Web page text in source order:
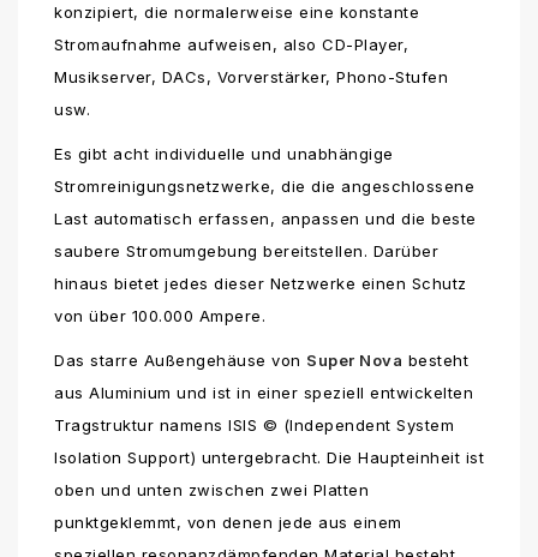
konzipiert, die normalerweise eine konstante
Stromaufnahme aufweisen, also CD-Player,
Musikserver, DACs, Vorverstärker, Phono-Stufen
usw.
Es gibt acht individuelle und unabhängige
Stromreinigungsnetzwerke, die die angeschlossene
Last automatisch erfassen, anpassen und die beste
saubere Stromumgebung bereitstellen. Darüber
hinaus bietet jedes dieser Netzwerke einen Schutz
von über 100.000 Ampere.
Das starre Außengehäuse von Super Nova besteht
aus Aluminium und ist in einer speziell entwickelten
Tragstruktur namens ISIS © (Independent System
Isolation Support) untergebracht. Die Haupteinheit ist
oben und unten zwischen zwei Platten
punktgeklemmt, von denen jede aus einem